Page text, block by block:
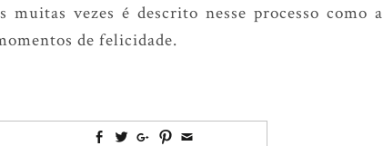
vezes é descrito nesse processo como a
de felicidade.